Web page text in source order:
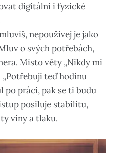
digitální i fyzické
nepoužívej je jako
o svých potřebách,
Místo věty „Nikdy mi
„Potřebuji teď hodinu
po práci, pak se ti budu
posiluje stabilitu,
viny a tlaku.